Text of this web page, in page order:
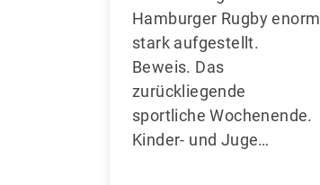
Hamburger Rugby enorm
stark aufgestellt.
Beweis. Das
zurückliegende
sportliche Wochenende.
Kinder- und Juge…